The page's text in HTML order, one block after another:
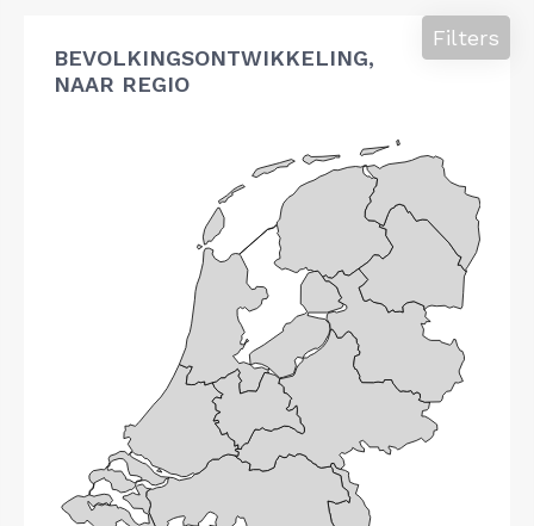
BEVOLKINGSONTWIKKELING,
NAAR REGIO
Filters